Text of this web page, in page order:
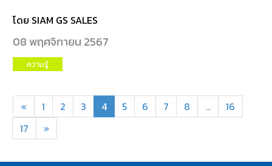
โดย SIAM GS SALES
08 พฤศจิกายน 2567
ความรู้
« 1 2 3 4 5 6 7 8 ...
16
17
»